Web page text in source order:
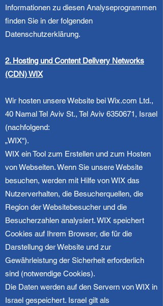
Informationen zu diesen Analyseprogrammen
finden Sie in der folgenden
Datenschutzerklärung.
2. Hosting und Content Delivery Networks
(CDN) WIX
Wir hosten unsere Website bei Wix.com Ltd.,
40 Namal Tel Aviv St., Tel Aviv 6350671, Israel
(nachfolgend:
„WIX“).
WIX ein Tool zum Erstellen und zum Hosten
von Webseiten. Wenn Sie unsere Website
besuchen, werden mit Hilfe von WIX das
Nutzerverhalten, die Besucherquellen, die
Region der Websitebesucher und die
Besucherzahlen analysiert. WIX speichert
Cookies auf Ihrem Browser, die für die
Darstellung der Website und zur
Gewährleistung der Sicherheit erforderlich
sind (notwendige Cookies).
Die Daten werden auf den Servern von WIX in
Israel gespeichert. Israel gilt als